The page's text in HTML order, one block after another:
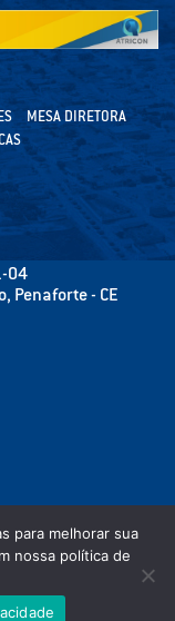
MESA DIRETORA
04
Penaforte - CE
- TODOS OS
para melhorar sua
nossa política de